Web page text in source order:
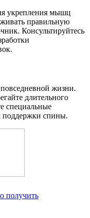
укрепления мышц
правильную
Консультируйтесь
жизни.
длительного
специальные
поддержки спины.
получить